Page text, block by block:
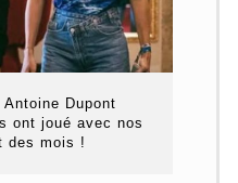
Dupont
ont joué avec nos
des mois !